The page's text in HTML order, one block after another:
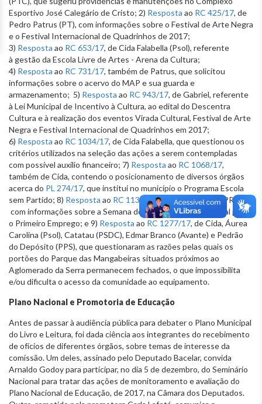
Esportivo José Calegário de Cristo; 2) Resposta ao RC 425/17, de
Pedro Patrus (PT), com informações sobre o Festival de Arte Negra
e o Festival Internacional de Quadrinhos de 2017;
3) Resposta ao RC 653/17, de Cida Falabella (Psol), referente
à gestão da Escola Livre de Artes - Arena da Cultura;
4) Resposta ao RC 731/17, também de Patrus, que solicitou
informações sobre o acervo do MAP e sua guarda e
armazenamento; 5) Resposta ao RC 943/17, de Gabriel, referente
à Lei Municipal de Incentivo à Cultura, ao edital do Descentra
Cultura e à realização dos eventos Virada Cultural, Festival de Arte
Negra e Festival Internacional de Quadrinhos em 2017;
6) Resposta ao RC 1034/17, de Cida Falabella, que questionou os
critérios utilizados na seleção das ações a serem contempladas
com possível auxílio financeiro; 7) Resposta ao RC 1068/17,
também de Cida, contendo o posicionamento de diversos órgãos
acerca do PL 274/17, que institui no município o Programa Escola
sem Partido; 8) Resposta ao RC 1132/17, de Jorge Santos (PRB),
com informações sobre a Semana de Orientação Profissional para
o Primeiro Emprego; e 9) Resposta ao RC 1277/17, de Cida, Áurea
Carolina (Psol), Catatau (PSDC), Edmar Branco (Avante) e Pedrão
do Depósito (PPS), que questionaram as razões pelas quais os
portões do Parque das Mangabeiras situados próximos ao
Aglomerado da Serra permanecem fechados, o que impossibilita
e/ou dificulta o acesso da comunidade ao equipamento.
Plano Nacional e Promotoria de Educação
Antes de passar à audiência pública para debater o Plano Municipal
do Livro e Leitura, foi dada ciência aos integrantes do recebimento
de ofícios de diferentes órgãos, sobre temas de interesse da
comissão. Um deles, assinado pelo Deputado Bacelar, convida
Arnaldo Godoy para participar, no dia 5 de dezembro, do Seminário
Nacional para tratar das ações de monitoramento e avaliação do
Plano Nacional de Educação, de 2017, na Câmara dos Deputados.